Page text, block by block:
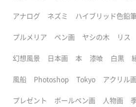
アナログ ネズミ ハイブリッド色鉛
プルメリア ペン画 ヤシの木 リス
幻想風景 日本画 本 漆喰 白黒
風船 Photoshop Tokyo アクリル画
プレゼント ボールペン画 人物画